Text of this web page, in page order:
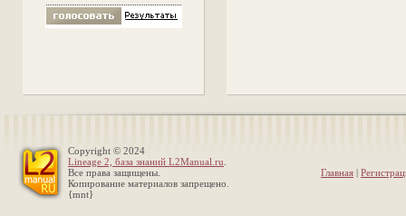
Copyright © 2024
Lineage 2, база знаний L2Manual.ru
Все права защищены.
Копирование материалов запрещено.
{mnt}
Главная |